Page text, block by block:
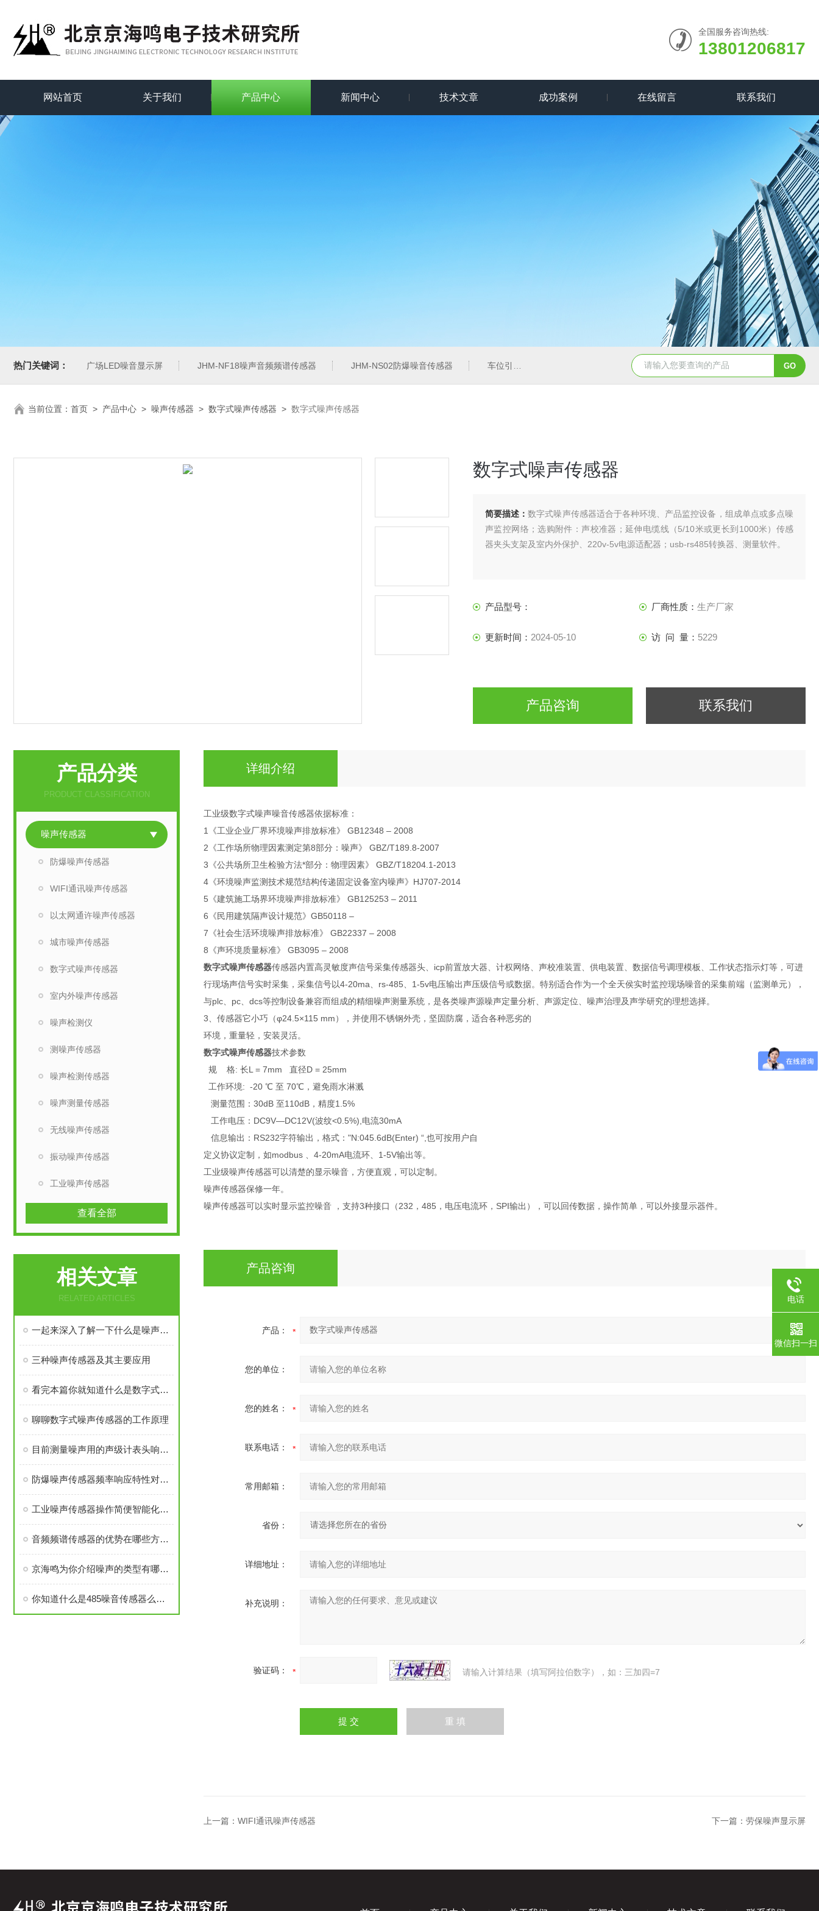
全国服务咨询热线:
13801206817
网站首页 关于我们 产品中心 新闻中心 技术文章 成功案例 在线留言 联系我们
热门关键词： 广场LED噪音显示屏 JHM-NF18噪声音频频谱传感器 JHM-NS02防爆噪音传感器 车位引导系统 电流环4-20mA噪音传感器 LED噪音显示屏
当前位置： 首页 > 产品中心 > 噪声传感器 > 数字式噪声传感器 > 数字式噪声传感器
数字式噪声传感器
简要描述：数字式噪声传感器适合于各种环境、产品监控设备，组成单点或多点噪
声监控网络；选购附件：声校准器；延伸电缆线（5/10米或更长到1000米）传感
器夹头支架及室内外保护、220v-5v电源适配器；usb-rs485转换器、测量软件。
产品型号： 厂商性质： 生产厂家
更新时间： 2024-05-10 访 问 量： 5229
产品咨询 联系我们
产品分类
PRODUCT CLASSIFICATION
噪声传感器
防爆噪声传感器
WIFI通讯噪声传感器
以太网通许噪声传感器
城市噪声传感器
数字式噪声传感器
室内外噪声传感器
噪声检测仪
测噪声传感器
噪声检测传感器
噪声测量传感器
无线噪声传感器
振动噪声传感器
工业噪声传感器
查看全部
相关文章
RELATED ARTICLES
一起来深入了解一下什么是噪声频谱传感器吧
三种噪声传感器及其主要应用
看完本篇你就知道什么是数字式噪声传感器了
聊聊数字式噪声传感器的工作原理
目前测量噪声用的声级计表头响应按灵敏度可分为哪些呢
防爆噪声传感器频率响应特性对测量精度的影响研究
工业噪声传感器操作简便智能化程度高
音频频谱传感器的优势在哪些方面体现？
京海鸣为你介绍噪声的类型有哪些？
你知道什么是485噪音传感器么？看看本篇吧
详细介绍
工业级数字式噪声噪音传感器依据标准：
1《工业企业厂界环境噪声排放标准》 GB12348 – 2008
2《工作场所物理因素测定第8部分：噪声》 GBZ/T189.8-2007
3《公共场所卫生检验方法*部分：物理因素》 GBZ/T18204.1-2013
4《环境噪声监测技术规范结构传递固定设备室内噪声》HJ707-2014
5《建筑施工场界环境噪声排放标准》 GB125253 – 2011
6《民用建筑隔声设计规范》GB50118 –
7《社会生活环境噪声排放标准》 GB22337 – 2008
8《声环境质量标准》 GB3095 – 2008
数字式噪声传感器传感器内置高灵敏度声信号采集传感器头、icp前置放大器、计权网络、声校准装置、供电装置、数据信号调理模板、工作状态指示灯等，可进
行现场声信号实时采集，采集信号以4-20ma、rs-485、1-5v电压输出声压级信号或数据。特别适合作为一个全天侯实时监控现场噪音的采集前端（监测单元），
与plc、pc、dcs等控制设备兼容而组成的精细噪声测量系统，是各类噪声源噪声定量分析、声源定位、噪声治理及声学研究的理想选择。
3、传感器它小巧（φ24.5×115 mm），并使用不锈钢外壳，坚固防腐，适合各种恶劣的
环境，重量轻，安装灵活。
数字式噪声传感器技术参数
规 格: 长L = 7mm 直径D = 25mm
工作环境: -20 ℃ 至 70℃，避免雨水淋溅
测量范围：30dB 至110dB，精度1.5%
工作电压：DC9V—DC12V(波纹<0.5%),电流30mA
信息输出：RS232字符输出，格式："N:045.6dB(Enter) “,也可按用户自
定义协议定制，如modbus 、4-20mA电流环、1-5V输出等。
工业级噪声传感器可以清楚的显示噪音，方便直观，可以定制。
噪声传感器保修一年。
噪声传感器可以实时显示监控噪音 ，支持3种接口（232，485，电压电流环，SPI输出），可以回传数据，操作简单，可以外接显示器件。
产品咨询
产品：
您的单位：
您的姓名：
联系电话：
常用邮箱：
省份：
详细地址：
补充说明：
验证码： 请输入计算结果（填写阿拉伯数字），如：三加四=7
上一篇： WIFI通讯噪声传感器 下一篇： 劳保噪声显示屏
电话
微信扫一扫